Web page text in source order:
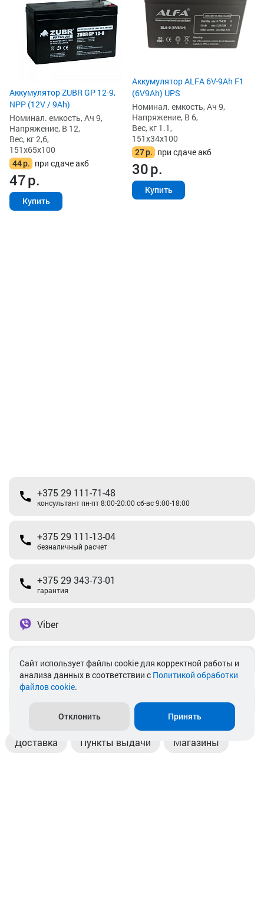
Аккумулятор ZUBR GP 12-9,
NPP (12V / 9Ah)
Номинал. емкость, Ач 9,
Напряжение, В 12,
Вес, кг 2,6,
151x65x100
44р. при сдаче акб
47р.
Купить
Аккумулятор ALFA 6V-9Ah F1
(6V9Ah) UPS
Номинал. емкость, Ач 9,
Напряжение, В 6,
Вес, кг 1.1,
151x34x100
27р. при сдаче акб
30р.
Купить
+375 29 111-71-48
консультант пн-пт 8:00-20:00 сб-вс 9:00-18:00
+375 29 111-13-04
безналичный расчет
+375 29 343-73-01
гарантия
Viber
Telegram
Доставка Пункты выдачи Магазины
Cайт использует файлы cookie для корректной работы и
анализа данных в соответствии с Политикой обработки
файлов cookie.
Отклонить Принять